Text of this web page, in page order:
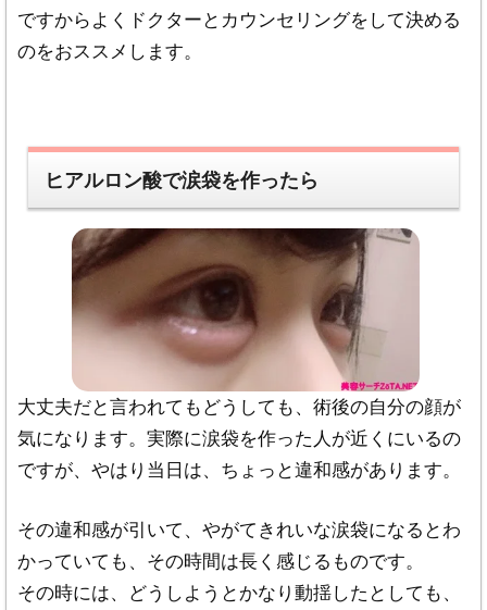
ですからよくドクターとカウンセリングをして決める
のをおススメします。
ヒアルロン酸で涙袋を作ったら
大丈夫だと言われてもどうしても、術後の自分の顔が
気になります。実際に涙袋を作った人が近くにいるの
ですが、やはり当日は、ちょっと違和感があります。
その違和感が引いて、やがてきれいな涙袋になるとわ
かっていても、その時間は長く感じるものです。
その時には、どうしようとかなり動揺したとしても、